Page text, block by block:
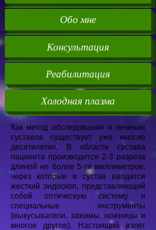
Обо мне
Консультация
Реабилитация
Холодная плазма
Как метод обследования и лечения
суставов существует уже многие
десятилетия. В области сустава
пациента производится 2-3 разреза
длиной не более 5-ти миллиметров,
через которые в сустав вводится
жесткий эндоскоп, представляющий
собой оптическую систему, и
специальные инструменты
(выкусыватели, зажимы, ножницы и
многое другое). Настоящий взлет